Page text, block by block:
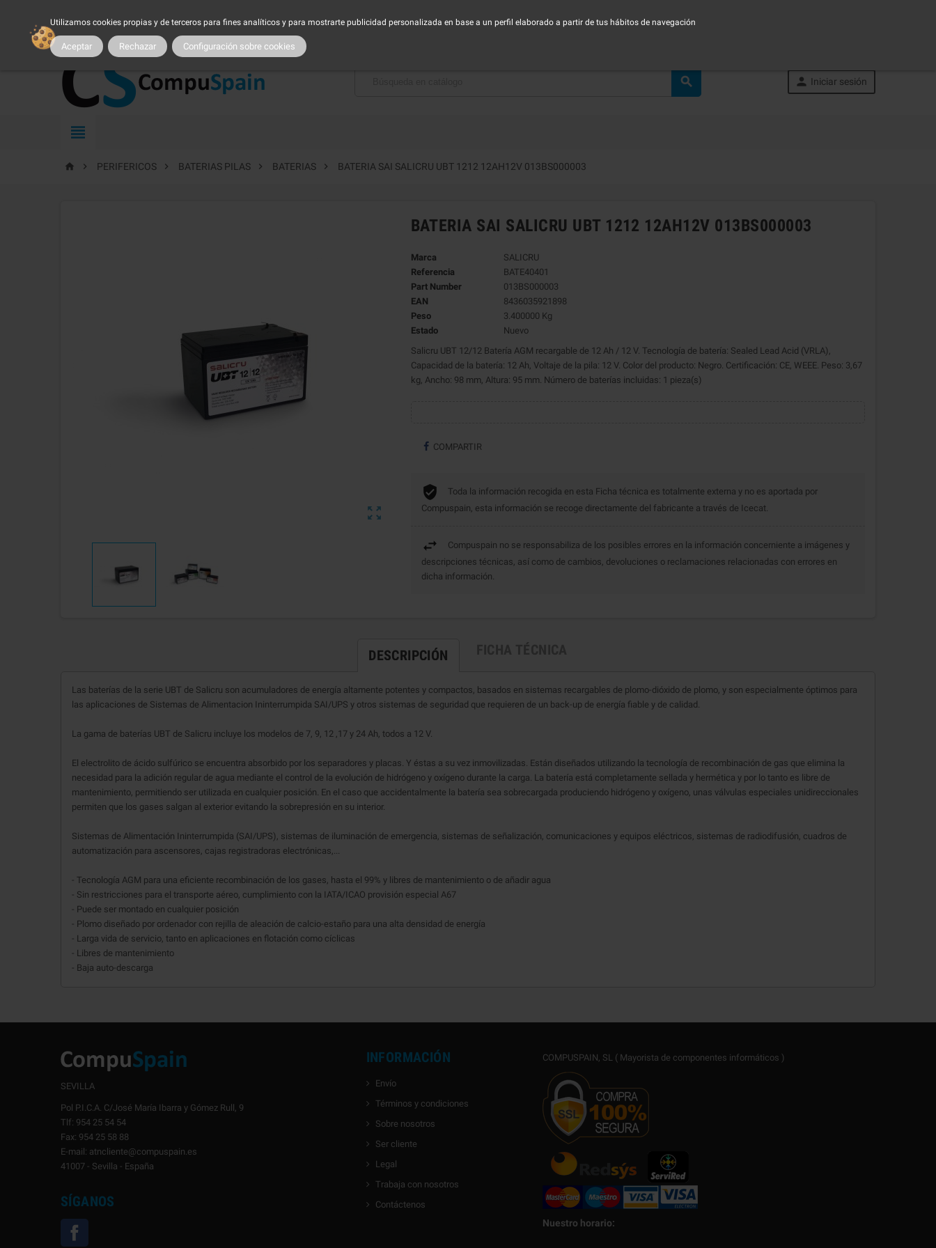
Utilizamos cookies propias y de terceros para fines analíticos y para mostrarte publicidad personalizada en base a un perfil elaborado a partir de tus hábitos de navegación
Aceptar Rechazar Configuración sobre cookies
MI CUENTA| MARCAS |PROMOCIONES | SER CLIENTE TRABAJA CON NOSOTROS
  Iniciar sesión

  PERIFERICOS  BATERIAS PILAS  BATERIAS  BATERIA SAI SALICRU UBT 1212 12AH12V 013BS000003

BATERIA SAI SALICRU UBT 1212 12AH12V 013BS000003
Marca
SALICRU
Referencia
BATE40401
Part Number
013BS000003
EAN
8436035921898
Peso
3.400000 Kg
Estado
Nuevo
Salicru UBT 12/12 Batería AGM recargable de 12 Ah / 12 V. Tecnología de batería: Sealed Lead Acid (VRLA),
Capacidad de la batería: 12 Ah, Voltaje de la pila: 12 V. Color del producto: Negro. Certificación: CE, WEEE. Peso: 3,67
kg, Ancho: 98 mm, Altura: 95 mm. Número de baterías incluidas: 1 pieza(s)
COMPARTIR
Toda la información recogida en esta Ficha técnica es totalmente externa y no es aportada por
Compuspain, esta información se recoge directamente del fabricante a través de Icecat.
Compuspain no se responsabiliza de los posibles errores en la información concerniente a imágenes y
descripciones técnicas, así como de cambios, devoluciones o reclamaciones relacionadas con errores en
dicha información.
DESCRIPCIÓN
Las baterías de la serie UBT de Salicru son acumuladores de energía altamente potentes y compactos, basados en sistemas recargables de plomo-dióxido de plomo, y son especialmente óptimos para
las aplicaciones de Sistemas de Alimentacion Ininterrumpida SAI/UPS y otros sistemas de seguridad que requieren de un back-up de energía fiable y de calidad.
La gama de baterías UBT de Salicru incluye los modelos de 7, 9, 12 ,17 y 24 Ah, todos a 12 V.
El electrolito de ácido sulfúrico se encuentra absorbido por los separadores y placas. Y éstas a su vez inmovilizadas. Están diseñados utilizando la tecnología de recombinación de gas que elimina la
necesidad para la adición regular de agua mediante el control de la evolución de hidrógeno y oxígeno durante la carga. La batería está completamente sellada y hermética y por lo tanto es libre de
mantenimiento, permitiendo ser utilizada en cualquier posición. En el caso que accidentalmente la batería sea sobrecargada produciendo hidrógeno y oxígeno, unas válvulas especiales unidireccionales
permiten que los gases salgan al exterior evitando la sobrepresión en su interior.
Sistemas de Alimentación Ininterrumpida (SAI/UPS), sistemas de iluminación de emergencia, sistemas de señalización, comunicaciones y equipos eléctricos, sistemas de radiodifusión, cuadros de
automatización para ascensores, cajas registradoras electrónicas,...
- Tecnología AGM para una eficiente recombinación de los gases, hasta el 99% y libres de mantenimiento o de añadir agua
- Sin restricciones para el transporte aéreo, cumplimiento con la IATA/ICAO provisión especial A67
- Puede ser montado en cualquier posición
- Plomo diseñado por ordenador con rejilla de aleación de calcio-estaño para una alta densidad de energía
- Larga vida de servicio, tanto en aplicaciones en flotación como cíclicas
- Libres de mantenimiento
- Baja auto-descarga
SEVILLA
Pol P.I.C.A. C/José María Ibarra y Gómez Rull, 9
Tlf: 954 25 54 54
Fax: 954 25 58 88
E-mail: atncliente@compuspain.es
41007 - Sevilla - España
SÍGANOS
INFORMACIÓN
Envío
Términos y condiciones
Sobre nosotros
Ser cliente
Legal
Trabaja con nosotros
Contáctenos
COMPUSPAIN, SL ( Mayorista de componentes informáticos )
Nuestro horario: